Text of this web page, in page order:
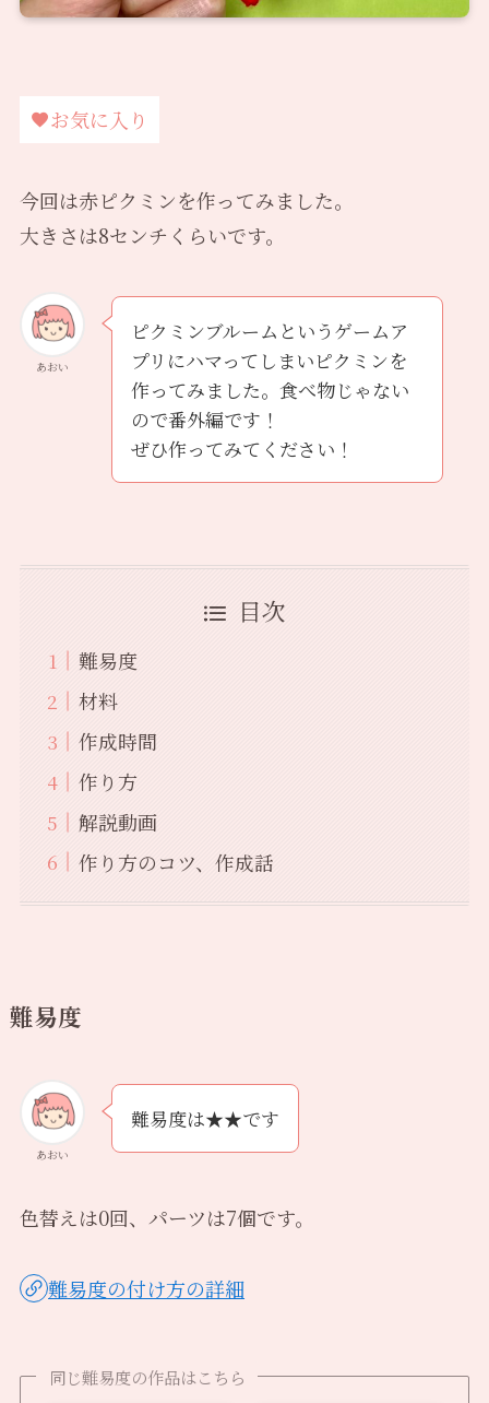
お気に入り
今回は赤ピクミンを作ってみました。
大きさは8センチくらいです。
あおい
ピクミンブルームというゲームア
プリにハマってしまいピクミンを
作ってみました。食べ物じゃない
ので番外編です！
ぜひ作ってみてください！
目次
難易度
材料
作成時間
作り方
解説動画
作り方のコツ、作成話
難易度
あおい
難易度は★★です
色替えは0回、パーツは7個です。
難易度の付け方の詳細
同じ難易度の作品はこちら